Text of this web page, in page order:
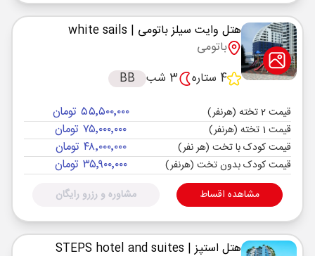
هتل وایت سیلز باتومی | white sails
باتومی
4 ستاره
3 شب BB
قیمت 2 تخته (هرنفر) ۵۵٬۵۰۰٬۰۰۰ تومان
قیمت 1 تخته (هرنفر) ۷۵٬۰۰۰٬۰۰۰ تومان
قیمت کودک با تخت (هر نفر) ۴۸٬۰۰۰٬۰۰۰ تومان
قیمت کودک بدون تخت (هرنفر) ۳۵٬۹۰۰٬۰۰۰ تومان
مشاهده اقساط مشاوره و رزرو رایگان
هتل استپز| STEPS hotel and suites